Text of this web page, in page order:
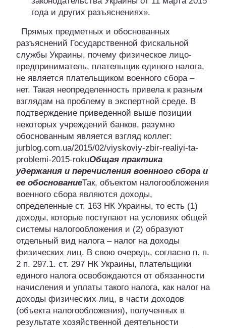
года и других разъяснениях».
Прямых предметных и обоснованных
разъяснений Государственной фискальной
службы Украины, почему физическое лицо-
предприниматель, плательщик единого налога,
не является плательщиком военного сбора –
нет. Такая неопределенность привела к разным
взглядам на проблему в экспертной среде. В
подтверждение приведенной выше позиции
некоторых учреждений банков, разумно
обоснованным является взгляд коллег:
jurblog.com.ua/2015/02/viyskoviy-zbir-realiyi-ta-
problemi-2015-rokuОбщая практика
удержания и перечисления военного сбора и
ее обоснованиеТак, объектом налогообложения
военного сбора являются доходы,
определенные ст. 163 НК Украины, то есть (1)
доходы, которые поступают на условиях общей
системы налогообложения и (2) образуют
отдельный вид налога – налог на доходы
физических лиц. В свою очередь, согласно п. п.
2 п. 297.1. ст. 297 НК Украины, плательщики
единого налога освобождаются от обязанности
начисления и уплаты такого налога, как налог на
доходы физических лиц, в части доходов
(объекта налогообложения), полученных в
результате хозяйственной деятельности